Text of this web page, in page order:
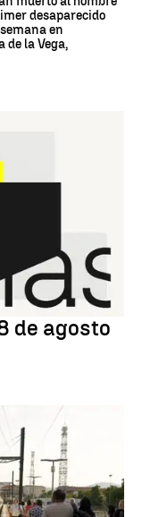
desaparecido
en
de la Vega,
de agosto